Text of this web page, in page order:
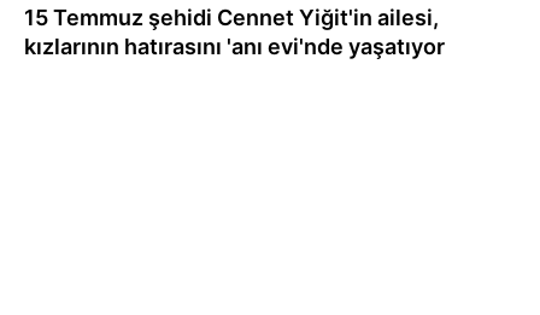
15 Temmuz şehidi Cennet Yiğit'in ailesi,
kızlarının hatırasını 'anı evi'nde yaşatıyor